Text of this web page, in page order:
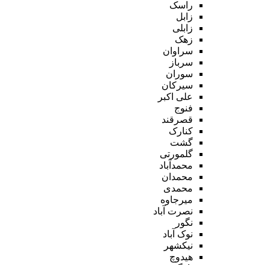
راسک
زابل
زابلی
زهک
سراوان
سرباز
سوران
سیرکان
علی اکبر
فنوج
قصرقند
کنارک
گشت
گلمورتی
محمدآباد
محمدان
محمدی
میرجاوه
نصرت آباد
نگور
نوک آباد
نیکشهر
هیدوچ